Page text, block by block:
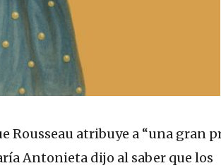
Rousseau atribuye a “una gran
Antonieta dijo al saber que los